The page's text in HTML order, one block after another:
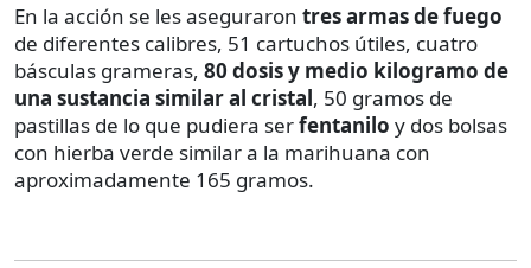
En la acción se les aseguraron tres armas de fuego
de diferentes calibres, 51 cartuchos útiles, cuatro
básculas grameras, 80 dosis y medio kilogramo de
una sustancia similar al cristal, 50 gramos de
pastillas de lo que pudiera serfentanilo y dos bolsas
con hierba verde similar a la marihuana con
aproximadamente 165 gramos.